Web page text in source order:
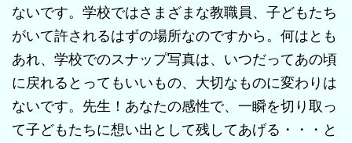
ないです。学校ではさまざまな教職員、子どもたち
がいて許されるはずの場所なのですから。何はとも
あれ、学校でのスナップ写真は、いつだってあの頃
に戻れるとってもいいもの、大切なものに変わりは
ないです。先生！あなたの感性で、一瞬を切り取っ
て子どもたちに想い出として残してあげる・・・と